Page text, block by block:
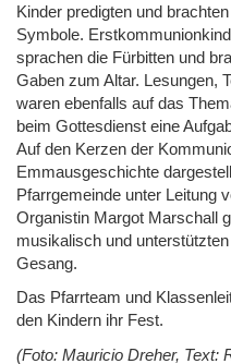
Kinder predigten und
Symbole.
sprachen die Fürbitten und
Gaben zum Altar. Lesungen,
waren ebenfalls auf das
beim Gottesdienst eine
Auf den Kerzen der
Emmausgeschichte
Pfarrgemeinde unter Leitung
Organistin Margot Marschall
musikalisch und
Gesang.
Das Pfarrteam und
den Kindern ihr Fest.
(Foto: Mauricio Dreher, Text: